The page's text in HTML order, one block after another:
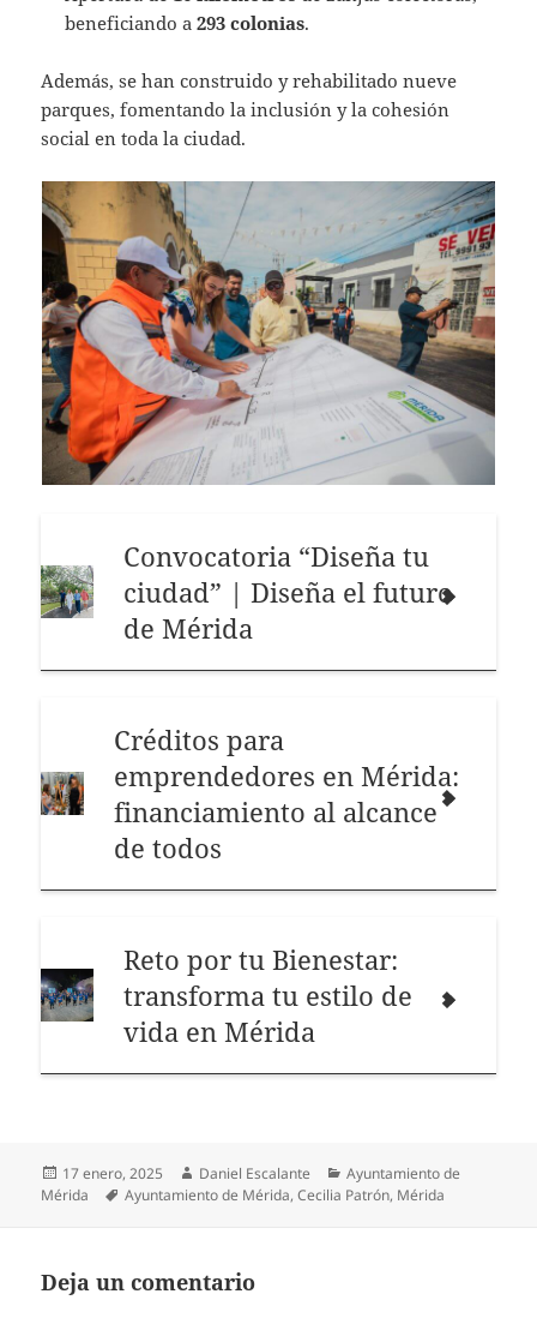
beneficiando a293 colonias.
Además, se han construido y rehabilitado nueve
parques, fomentando la inclusión y la cohesión
social en toda la ciudad.
Convocatoria “Diseña tu
ciudad” | Diseña el futuro
de Mérida
Créditos para
emprendedores en Mérida:
financiamiento al alcance
de todos
Reto por tu Bienestar:
transforma tu estilo de
vida en Mérida
Publicado
el
17 enero, 2025 Autor
Daniel Escalante Categorías
Ayuntamiento de
Mérida
Etiquetas
Ayuntamiento de Mérida,Cecilia Patrón, Mérida
Deja un comentario